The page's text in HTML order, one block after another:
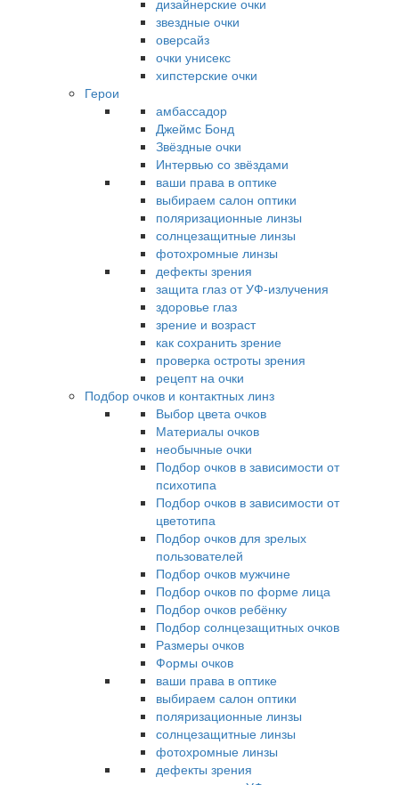
дизайнерские очки
звездные очки
оверсайз
очки унисекс
хипстерские очки
Герои
амбассадор
Джеймс Бонд
Звёздные очки
Интервью со звёздами
ваши права в оптике
выбираем салон оптики
поляризационные линзы
солнцезащитные линзы
фотохромные линзы
дефекты зрения
защита глаз от УФ-излучения
здоровье глаз
зрение и возраст
как сохранить зрение
проверка остроты зрения
рецепт на очки
Подбор очков и контактных линз
Выбор цвета очков
Материалы очков
необычные очки
Подбор очков в зависимости от
психотипа
Подбор очков в зависимости от
цветотипа
Подбор очков для зрелых
пользователей
Подбор очков мужчине
Подбор очков по форме лица
Подбор очков ребёнку
Подбор солнцезащитных очков
Размеры очков
Формы очков
ваши права в оптике
выбираем салон оптики
поляризационные линзы
солнцезащитные линзы
фотохромные линзы
дефекты зрения